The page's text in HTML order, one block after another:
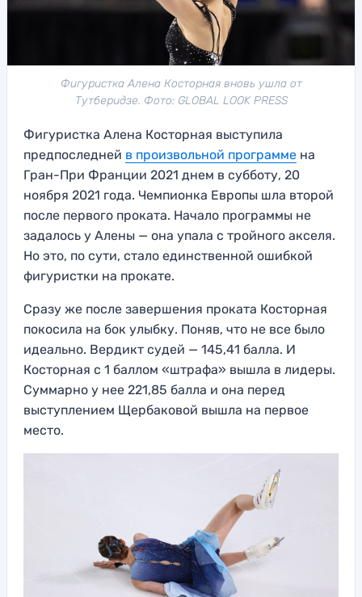
Фигуристка Алена Косторная вновь ушла от
Тутберидзе. Фото: GLOBAL LOOK PRESS
Фигуристка Алена Косторная выступила
предпоследней в произвольной программе на
Гран-При Франции 2021 днем в субботу, 20
ноября 2021 года. Чемпионка Европы шла второй
после первого проката. Начало программы не
задалось у Алены — она упала с тройного акселя.
Но это, по сути, стало единственной ошибкой
фигуристки на прокате.
Сразу же после завершения проката Косторная
покосила на бок улыбку. Поняв, что не все было
идеально. Вердикт судей — 145,41 балла. И
Косторная с 1 баллом «штрафа» вышла в лидеры.
Суммарно у нее 221,85 балла и она перед
выступлением Щербаковой вышла на первое
место.